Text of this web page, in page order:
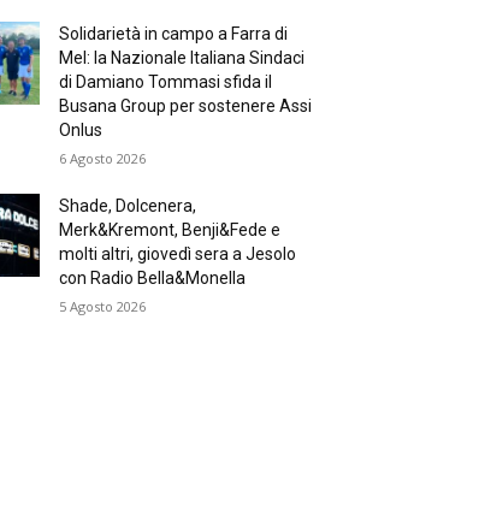
Solidarietà in campo a Farra di
Mel: la Nazionale Italiana Sindaci
di Damiano Tommasi sfida il
Busana Group per sostenere Assi
Onlus
6 Agosto 2026
Shade, Dolcenera,
Merk&Kremont, Benji&Fede e
molti altri, giovedì sera a Jesolo
con Radio Bella&Monella
5 Agosto 2026